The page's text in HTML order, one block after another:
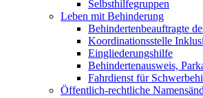
Selbsthilfegruppen
Leben mit Behinderung
Behindertenbeauftragte
Koordinationsstelle
Eingliederungshilfe
Behindertenausweis,
Fahrdienst für
Öffentlich-rechtliche